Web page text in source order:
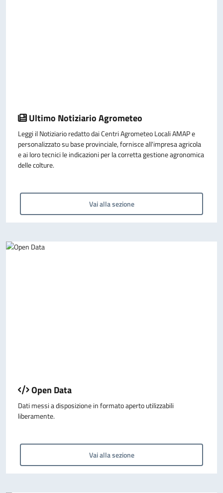
Ultimo Notiziario Agrometeo
Leggi il Notiziario redatto dai Centri Agrometeo Locali AMAP e
personalizzato su base provinciale, fornisce all'impresa agricola
e ai loro tecnici le indicazioni per la corretta gestione agronomica
delle colture.
Vai alla sezione
Open Data
Dati messi a disposizione in formato aperto utilizzabili
liberamente.
Vai alla sezione